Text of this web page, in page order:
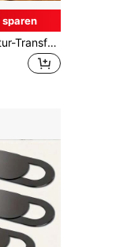
1 Stück Arabische Tastatur-Transferaufkleber, Ersatzetiketten für verblasste Tastenkappen, abziehbar ohne Rückstände, klarer Muster, einfache Anwendung, wasserfest und verschleißfest, passend für Laptop, Desktop, mechanische Tastatur, Büro, Sprachlernen, Computerzubehör